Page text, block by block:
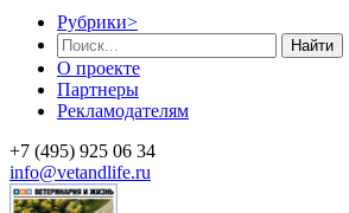
Рубрики>
Найти
О проекте
Партнеры
Рекламодателям
+7 (495) 925 06 34
info@vetandlife.ru